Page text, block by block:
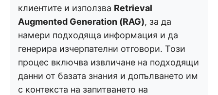
клиентите и използва Retrieval
Augmented Generation (RAG), за да
намери подходяща информация и да
генерира изчерпателни отговори. Този
процес включва извличане на подходящи
данни от базата знания и допълването им
с контекста на запитването на